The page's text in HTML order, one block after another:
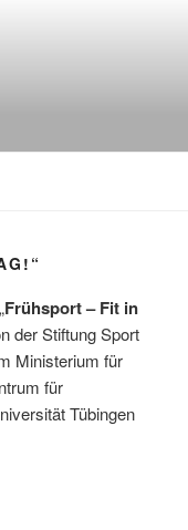
Frühsport – Fit in
der Stiftung Sport
Ministerium für
für
Tübingen